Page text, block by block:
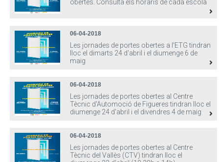
obertes. Consulta els horaris de cada escola
06-04-2018
Les jornades de portes obertes a l'ETG tindran
lloc el dimarts 24 d'abril i el diumenge 6 de
maig
06-04-2018
Les jornades de portes obertes al Centre
Tècnic d'Automoció de Figueres tindran lloc el
diumenge 24 d'abril i el divendres 4 de maig
06-04-2018
Les jornades de portes obertes al Centre
Tècnic del Vallès (CTV) tindran lloc el